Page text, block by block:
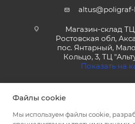
Магазин-склад ТЦ
Ростовская обл,
пос. Янтарный,
Кольцо, 3, ТЦ
Показать на
Файлы cookie
Мы используем файлы cookie,